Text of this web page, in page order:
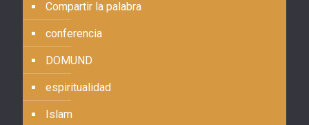
Compartir la palabra
conferencia
DOMUND
espiritualidad
Islam